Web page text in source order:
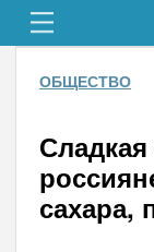
ОБЩЕСТВО
сахара,